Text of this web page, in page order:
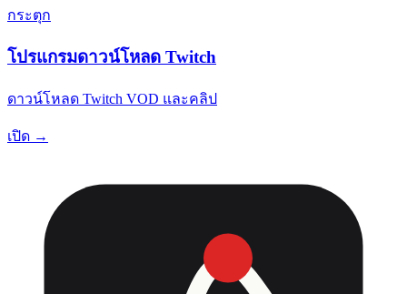
กระตุก
โปรแกรมดาวน์โหลด Twitch
ดาวน์โหลด Twitch VOD และคลิป
เปิด →